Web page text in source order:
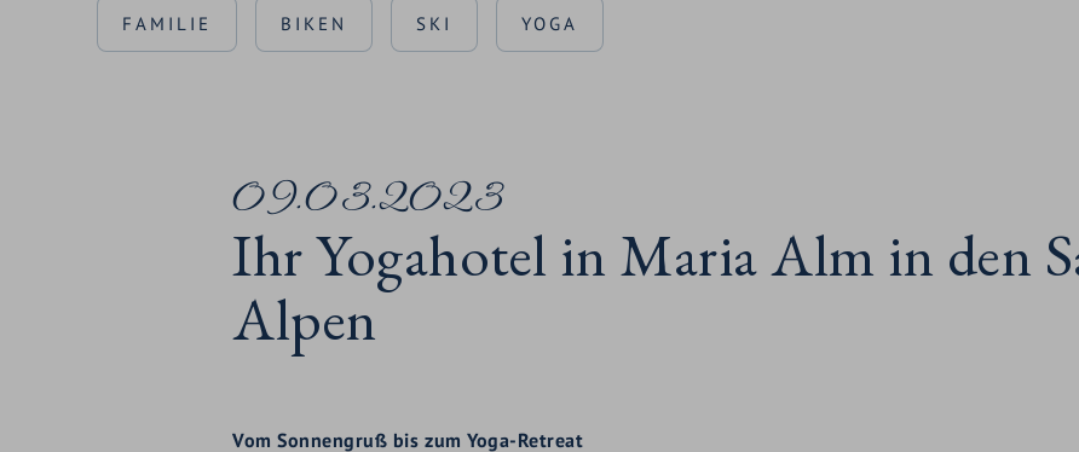
FAMILIE BIKEN SKI YOGA
09.03.2023
Ihr Yogahotel in Maria Alm in den
Alpen
Vom Sonnengruß bis zum Yoga-Retreat